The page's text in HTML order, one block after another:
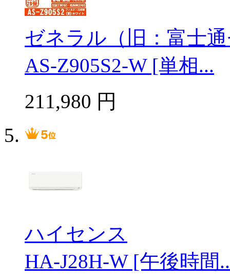
ゼネラル（旧：富士
AS-Z905S2-W [単相...
211,980 円
ハイセンス
HA-J28H-W [午後時間